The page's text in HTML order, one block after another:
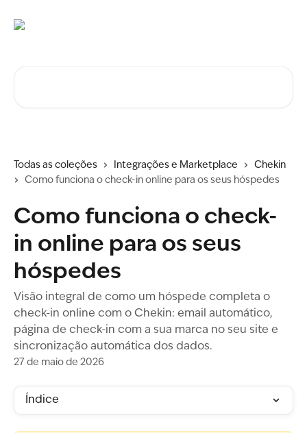
Todas as coleções Integrações e Marketplace
Chekin
Como funciona o check-in online para os seus hóspedes
Como funciona o check-
in online para os seus
hóspedes
Visão integral de como um hóspede completa o
check-in online com o Chekin: email automático,
página de check-in com a sua marca no seu site e
sincronização automática dos dados.
27 de maio de 2026
Índice